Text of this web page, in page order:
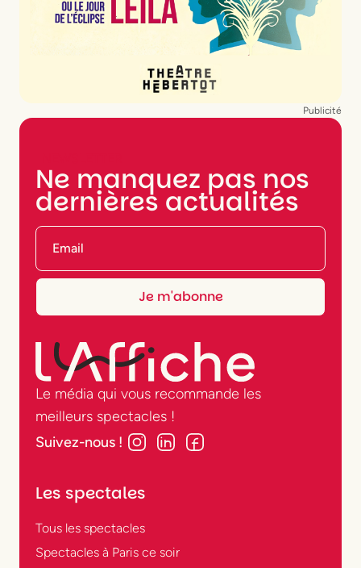
Publicité
Ne manquez pas nos
dernières actualités
Le média qui vous recommande les
meilleurs spectacles !
Suivez-nous !
Les spectales
Tous les spectacles
Spectacles à Paris ce soir